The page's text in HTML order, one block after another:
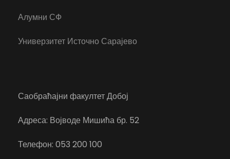
Алумни СФ
Универзитет Источно Сарајево
Саобраћајни факултет Добој
Адреса: Војводе Мишића бр. 52
Телефон: 053 200 100